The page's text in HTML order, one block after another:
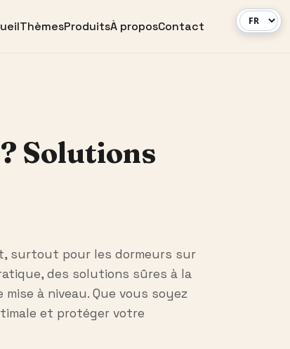
ThèmesProduitsÀ proposContact
Solutions
surtout pour les dormeurs sur
des solutions sûres à la
à niveau. Que vous soyez
et protéger votre